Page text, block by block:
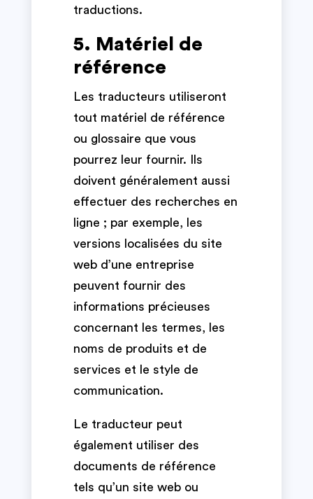
traductions.
5. Matériel de
référence
Les traducteurs utiliseront
tout matériel de référence
ou glossaire que vous
pourrez leur fournir. Ils
doivent généralement aussi
effectuer des recherches en
ligne ; par exemple, les
versions localisées du site
web d’une entreprise
peuvent fournir des
informations précieuses
concernant les termes, les
noms de produits et de
services et le style de
communication.
Le traducteur peut
également utiliser des
documents de référence
tels qu’un site web ou